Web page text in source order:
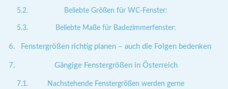
Beliebte Größen für WC-Fenster:
Beliebte Maße für Badezimmerfenster:
Fenstergrößen richtig planen – auch die Folgen bedenken
Gängige Fenstergrößen in Österreich
Nachstehende Fenstergrößen werden gerne